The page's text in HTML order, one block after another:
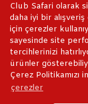
Club Safari olarak
daha iyi bir
için çerezler
sayesinde site
tercihlerinizi
ürünler
Çerez Politikamızı
çerezler
2019 ©